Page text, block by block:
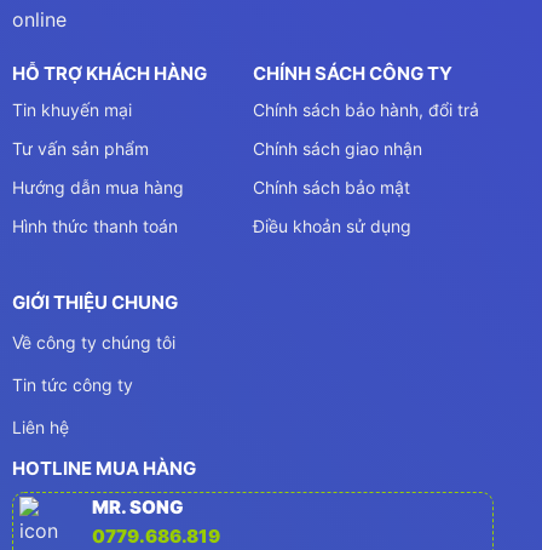
HỖ TRỢ KHÁCH HÀNG
Tin khuyến mại
Tư vấn sản phẩm
Hướng dẫn mua hàng
Hình thức thanh toán
CHÍNH SÁCH CÔNG TY
Chính sách bảo hành, đổi trả
Chính sách giao nhận
Chính sách bảo mật
Điều khoản sử dụng
GIỚI THIỆU CHUNG
Về công ty chúng tôi
Tin tức công ty
Liên hệ
HOTLINE MUA HÀNG
MR. SONG
0779.686.819